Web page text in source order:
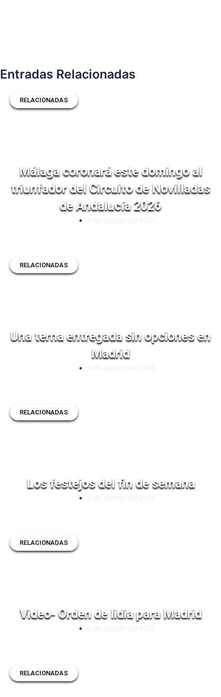
Entradas Relacionadas
RELACIONADAS
Málaga coronará este domingo al
triunfador del Circuito de Novilladas
de Andalucía 2026
RELACIONADAS
Una terna entregada sin opciones en
Madrid
RELACIONADAS
Los festejos del fin de semana
RELACIONADAS
Video- Orden de lidia para Madrid
RELACIONADAS